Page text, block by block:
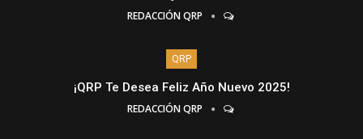
REDACCIÓN QRP
QRP
¡QRP Te Desea Feliz Año Nuevo 2025!
REDACCIÓN QRP